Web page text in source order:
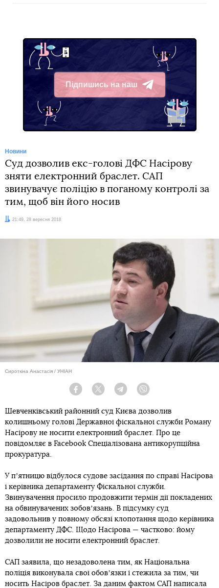
Підпишись на наш
Telegram
Новини
Суд дозволив екс-голові ДФС Насірову
зняти електронний браслет. САП
звинувачує поліцію в поганому контролі за
тим, щоб він його носив
Дата:21:49, 28 вересня 2018
Сироткіна Анастасія / УНІАН
Facebook Twitter Telegram
Шевченківський районний суд Києва дозволив
колишньому голові Державної фіскальної служби Роману
Насірову не носити електронний браслет. Про це
повідомляє в Facebook Спеціалізована антикорупційна
прокуратура.
У пʼятницю відбулося судове засідання по справі Насірова
і керівника департаменту Фіскальної служби.
Звинувачення просило продовжити термін дії покладених
на обвинувачених зобовʼязань. В підсумку суд
задовольнив у повному обсязі клопотання щодо керівника
департаменту ДФС. Щодо Насірова — частково: йому
дозволили не носити електронний браслет.
САП заявила, що незадоволена тим, як Національна
поліція виконувала свої обовʼязки і стежила за тим, чи
носить Насіров браслет. За даним фактом САП написала